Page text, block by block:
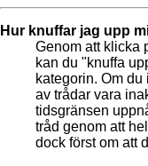
Hur knuffar jag upp
Genom att klicka
kan du "knuffa
kategorin. Om
av trådar vara
tidsgränsen
tråd genom att
dock först om att